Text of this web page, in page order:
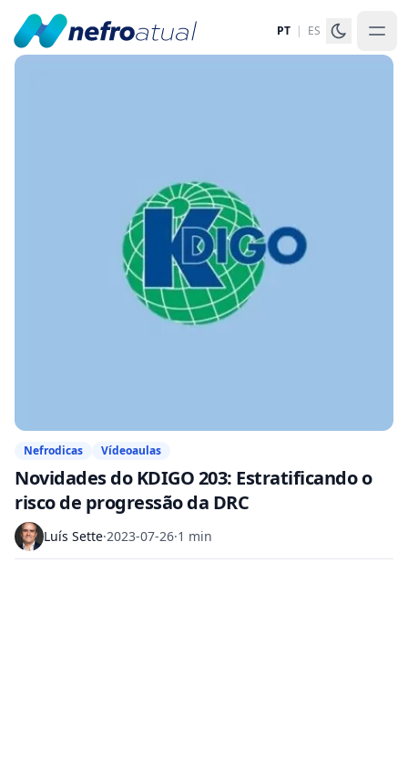
PT | ES
Nefrodicas Vídeoaulas
Novidades do KDIGO 203: Estratificando o
risco de progressão da DRC
Luís Sette·2023-07-26·1 min